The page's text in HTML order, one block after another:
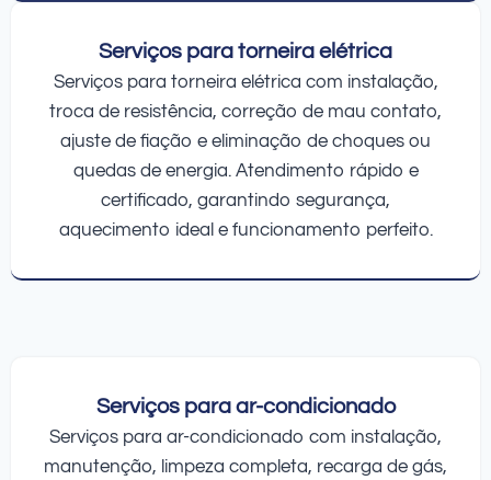
Serviços para torneira elétrica
Serviços para torneira elétrica com instalação,
troca de resistência, correção de mau contato,
ajuste de fiação e eliminação de choques ou
quedas de energia. Atendimento rápido e
certificado, garantindo segurança,
aquecimento ideal e funcionamento perfeito.
Serviços para ar-condicionado
Serviços para ar-condicionado com instalação,
manutenção, limpeza completa, recarga de gás,